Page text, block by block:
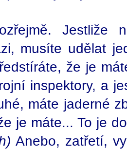
musíte udělat
že je
inspektory, a
máte jaderné
je máte... To je
Anebo, zatřetí,